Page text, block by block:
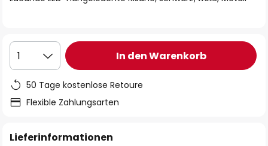
1 In den Warenkorb
50 Tage kostenlose Retoure
Flexible Zahlungsarten
Lieferinformationen